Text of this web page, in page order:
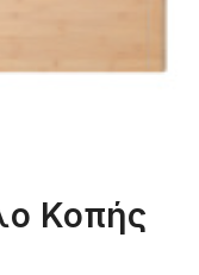
Κοπής